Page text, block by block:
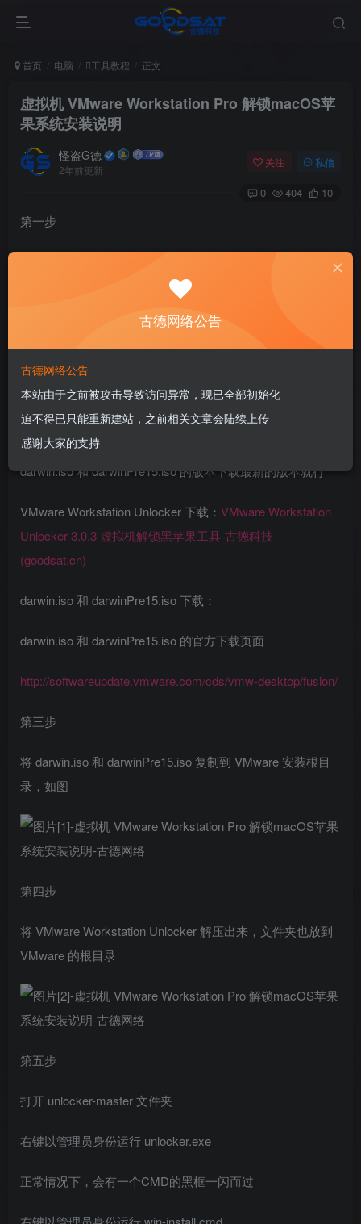
首页 电脑 工具教程 正文
虚拟机 VMware Workstation Pro 解锁macOS苹
果系统安装说明
怪盗G德
2年前更新
关注 私信
0 404 10
第一步
https://pan.baidu.com/s/1aytCzlXzLqFqJ-
提取码：f7q6
第二步
darwin.iso 和 darwinPre15.iso 的版本下载最新的版本就行
VMware Workstation Unlocker 下载： VMware Workstation
Unlocker 3.0.3 虚拟机解锁黑苹果工具-古德科技
(goodsat.cn)
darwin.iso 和 darwinPre15.iso 下载：
darwin.iso 和 darwinPre15.iso 的官方下载页面
http://softwareupdate.vmware.com/cds/vmw-desktop/fusion/
第三步
将 darwin.iso 和 darwinPre15.iso 复制到 VMware 安装根目
录，如图
第四步
将 VMware Workstation Unlocker 解压出来，文件夹也放到
VMware 的根目录
第五步
打开 unlocker-master 文件夹
右键以管理员身份运行 unlocker.exe
正常情况下，会有一个CMD的黑框一闪而过
古德网络公告
古德网络公告
本站由于之前被攻击导致访问异常，现已全部初始化
迫不得已只能重新建站，之前相关文章会陆续上传
感谢大家的支持